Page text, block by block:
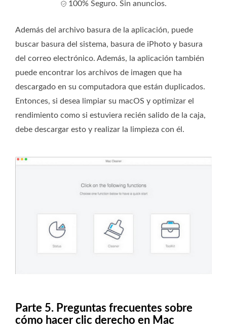
100% Seguro. Sin anuncios.
Además del archivo basura de la aplicación, puede
buscar basura del sistema, basura de iPhoto y basura
del correo electrónico. Además, la aplicación también
puede encontrar los archivos de imagen que ha
descargado en su computadora que están duplicados.
Entonces, si desea limpiar su macOS y optimizar el
rendimiento como si estuviera recién salido de la caja,
debe descargar esto y realizar la limpieza con él.
Parte 5. Preguntas frecuentes sobre
cómo hacer clic derecho en Mac